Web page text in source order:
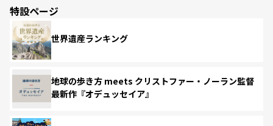
特設ページ
世界遺産ランキング
地球の歩き方 meets クリストファー・ノーラン監督
最新作『オデュッセイア』